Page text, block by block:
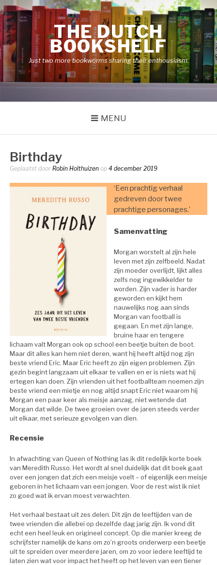
Naar
de
inhoud
springen
THE DUTCH
BOOKSHELF
Just two more bookworms sharing their enthousiasm.
MENU
Birthday
Geplaatst door Robin Holthuizen op 4 december 2019
‘Een prachtig verhaal
gedreven door twee
prachtige personages.’
Samenvatting
Morgan worstelt al zijn hele
leven met zijn zelfbeeld. Nadat
zijn moeder overlijdt, lijkt alles
zelfs nog ingewikkelder te
worden. Zijn vader is harder
geworden en kijkt hem
nauwelijks nog aan sinds
Morgan van football is
gegaan. En met zijn lange,
bruine haar en tengere
lichaam valt Morgan ook op school een beetje buiten de boot.
Maar dit alles kan hem niet deren, want hij heeft altijd nog zijn
beste vriend Eric. Maar Eric heeft zo zijn eigen problemen. Zijn
gezin begint langzaam uit elkaar te vallen en er is niets wat hij
ertegen kan doen. Zijn vrienden uit het footballteam noemen zijn
beste vriend een mietje en nog altijd snapt Eric niet waarom hij
Morgan een paar keer als meisje aanzag, niet wetende dat
Morgan dat wilde. De twee groeien over de jaren steeds verder
uit elkaar, met serieuze gevolgen van dien.
Recensie
In afwachting van Queen of Nothing las ik dit redelijk korte boek
van Meredith Russo. Het wordt al snel duidelijk dat dit boek gaat
over een jongen dat zich een meisje voelt – of eigenlijk een meisje
geboren in het lichaam van een jongen. Voor de rest wist ik niet
zo goed wat ik ervan moest verwachten.
Het verhaal bestaat uit zes delen. Dit zijn de leeftijden van de
twee vrienden die allebei op dezelfde dag jarig zijn. Ik vond dit
echt een heel leuk en origineel concept. Op die manier kreeg de
schrijfster namelijk de kans om zo’n groots onderwerp een beetje
uit te spreiden over meerdere jaren, om zo voor iedere leeftijd te
laten zien wat voor impact het heeft op het leven van een tiener